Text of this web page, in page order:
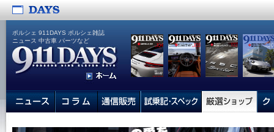
ポルシェ 911DAYS ポルシェ雑誌
ニュース 中古車 パーツなど